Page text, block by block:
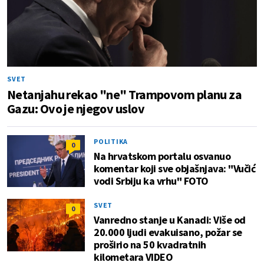
SVET
Netanjahu rekao "ne" Trampovom planu za
Gazu: Ovo je njegov uslov
0 POLITIKA
Na hrvatskom portalu osvanuo
komentar koji sve objašnjava: "Vučić
vodi Srbiju ka vrhu" FOTO
0 SVET
Vanredno stanje u Kanadi: Više od
20.000 ljudi evakuisano, požar se
proširio na 50 kvadratnih
kilometara VIDEO